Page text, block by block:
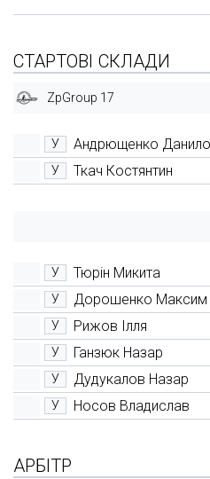
СТАРТОВІ СКЛАДИ
ZpGroup 17
У Андрющенко Данило
У Ткач Костянтин
У Тюрін Микита
У Дорошенко Максим
У Рижов Ілля
У Ганзюк Назар
У Дудукалов Назар
У Носов Владислав
АРБІТР